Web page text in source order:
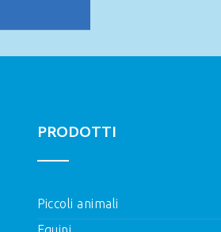
PRODOTTI
Piccoli animali